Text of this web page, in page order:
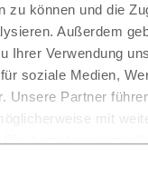
zu können und die
Außerdem
Ihrer Verwendung
soziale Medien,
Unsere Partner
mit
ihnen